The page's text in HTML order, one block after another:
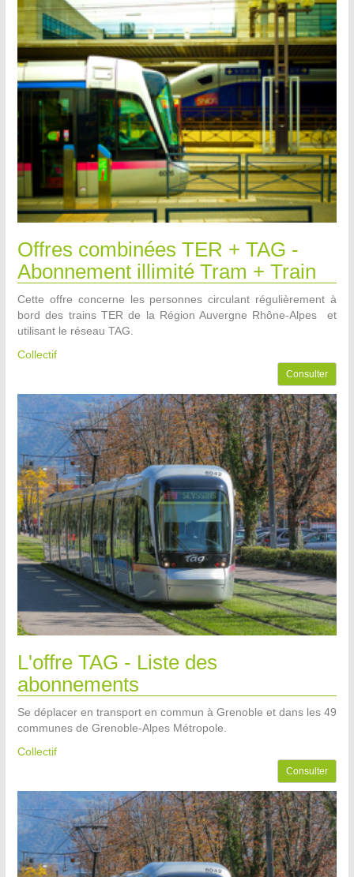
Offres combinées TER + TAG -
Abonnement illimité Tram + Train
Cette offre concerne les personnes circulant régulièrement à
bord des trains TER de la Région Auvergne Rhône-Alpes et
utilisant le réseau TAG.
Collectif
Consulter
L'offre TAG - Liste des
abonnements
Se déplacer en transport en commun à Grenoble et dans les 49
communes de Grenoble-Alpes Métropole.
Collectif
Consulter